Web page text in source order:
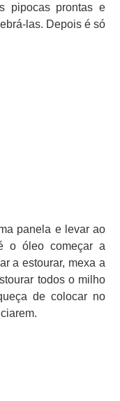
pipocas prontas e
las. Depois é só
panela e levar ao
o óleo começar a
a estourar, mexa a
todos o milho
de colocar no